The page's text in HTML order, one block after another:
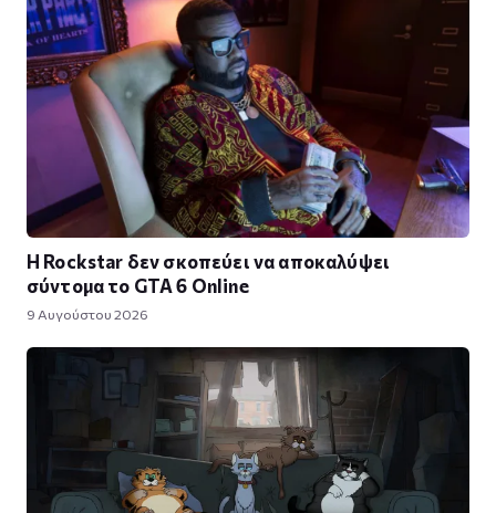
Η Rockstar δεν σκοπεύει να αποκαλύψει
σύντομα το GTA 6 Online
9 Αυγούστου 2026